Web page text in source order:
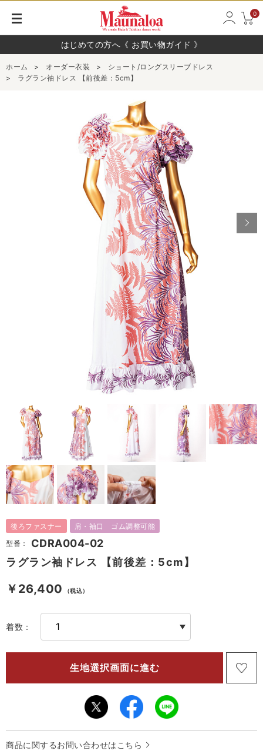
0
はじめての方へ《 お買い物ガイド 》
ホーム > オーダー衣装 >
ショート/ロングスリーブドレス
>
ラグラン袖ドレス 【前後差：5cm】
後ろファスナー
肩・袖口 ゴム調整可能
型番：
CDRA004-02
ラグラン袖ドレス 【前後差：5cm】
￥26,400 （税込）
着数：
商品に関するお問い合わせはこちら